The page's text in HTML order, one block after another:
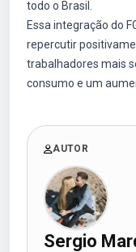
todo o Brasil.
Essa integração do
repercutir
trabalhadores mais
consumo e um
AUTOR
Sergio